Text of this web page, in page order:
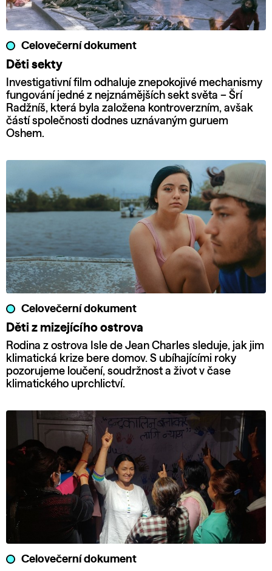
Celovečerní dokument
Děti sekty
Investigativní film odhaluje znepokojivé mechanismy
fungování jedné z nejznámějších sekt světa – Šrí
Radžníš, která byla založena kontroverzním, avšak
částí společnosti dodnes uznávaným guruem
Oshem.
Celovečerní dokument
Děti z mizejícího ostrova
Rodina z ostrova Isle de Jean Charles sleduje, jak jim
klimatická krize bere domov. S ubíhajícími roky
pozorujeme loučení, soudržnost a život v čase
klimatického uprchlictví.
Celovečerní dokument